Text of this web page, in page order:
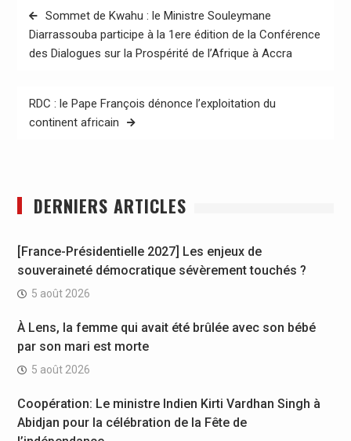
Navigation
de
l’article
Sommet de Kwahu : le Ministre Souleymane
Diarrassouba participe à la 1ere édition de la Conférence
des Dialogues sur la Prospérité de l’Afrique à Accra
RDC : le Pape François dénonce l’exploitation du
continent africain
DERNIERS ARTICLES
[France-Présidentielle 2027] Les enjeux de
souveraineté démocratique sévèrement touchés ?
5 août 2026
À Lens, la femme qui avait été brûlée avec son bébé
par son mari est morte
5 août 2026
Coopération: Le ministre Indien Kirti Vardhan Singh à
Abidjan pour la célébration de la Fête de